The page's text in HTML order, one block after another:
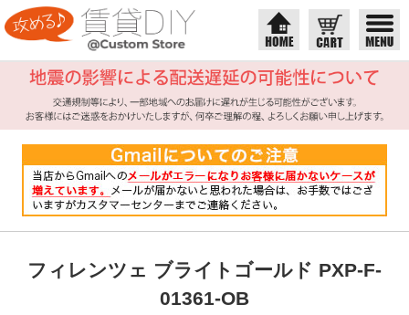
フィレンツェ ブライトゴールド PXP-F-
01361-OB